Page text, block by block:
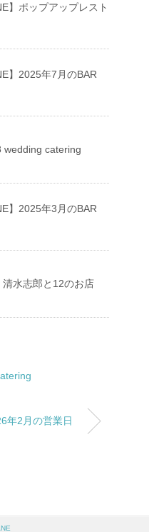
】ポップアップレスト
】2025年7月のBAR
wedding catering
】2025年3月のBAR
清水志郎と12のお店
年2月の営業日